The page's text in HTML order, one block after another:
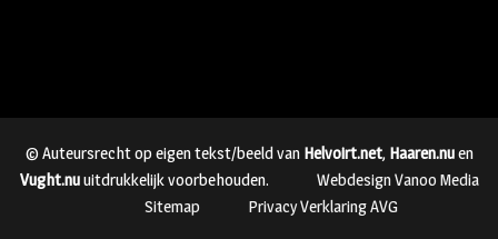
© Auteursrecht op eigen tekst/beeld van Helvoirt.net, Haaren.nuen
Vught.nuuitdrukkelijk voorbehouden.
Webdesign Vanoo Media
Sitemap
Privacy Verklaring AVG